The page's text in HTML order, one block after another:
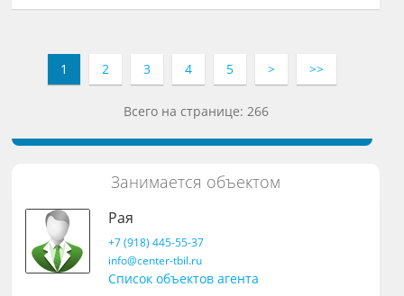
1 2 3 4 5 > >>
Всего на странице: 266
Занимается объектом
Рая
+7 (918) 445-55-37
info@center-tbil.ru
Список объектов агента